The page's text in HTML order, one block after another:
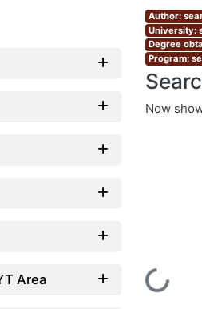
Area
Author:
University:
Degree
Program:
Now